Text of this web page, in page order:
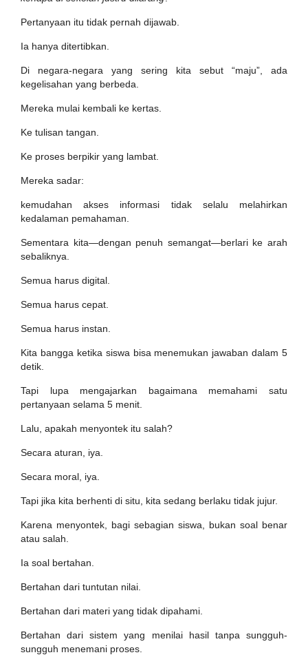
Pertanyaan itu tidak pernah dijawab.
Ia hanya ditertibkan.
Di negara-negara yang sering kita sebut “maju”, ada
kegelisahan yang berbeda.
Mereka mulai kembali ke kertas.
Ke tulisan tangan.
Ke proses berpikir yang lambat.
Mereka sadar:
kemudahan akses informasi tidak selalu melahirkan
kedalaman pemahaman.
Sementara kita—dengan penuh semangat—berlari ke arah
sebaliknya.
Semua harus digital.
Semua harus cepat.
Semua harus instan.
Kita bangga ketika siswa bisa menemukan jawaban dalam 5
detik.
Tapi lupa mengajarkan bagaimana memahami satu
pertanyaan selama 5 menit.
Lalu, apakah menyontek itu salah?
Secara aturan, iya.
Secara moral, iya.
Tapi jika kita berhenti di situ, kita sedang berlaku tidak jujur.
Karena menyontek, bagi sebagian siswa, bukan soal benar
atau salah.
Ia soal bertahan.
Bertahan dari tuntutan nilai.
Bertahan dari materi yang tidak dipahami.
Bertahan dari sistem yang menilai hasil tanpa sungguh-
sungguh menemani proses.